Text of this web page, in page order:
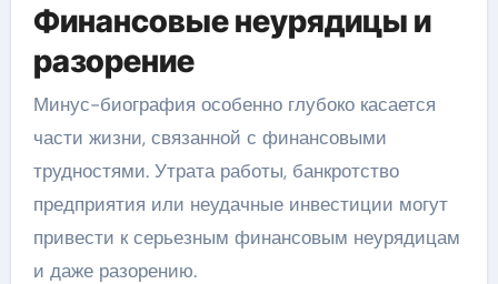
Финансовые неурядицы и
разорение
Минус-биография особенно глубоко касается
части жизни, связанной с финансовыми
трудностями. Утрата работы, банкротство
предприятия или неудачные инвестиции могут
привести к серьезным финансовым неурядицам
и даже разорению.